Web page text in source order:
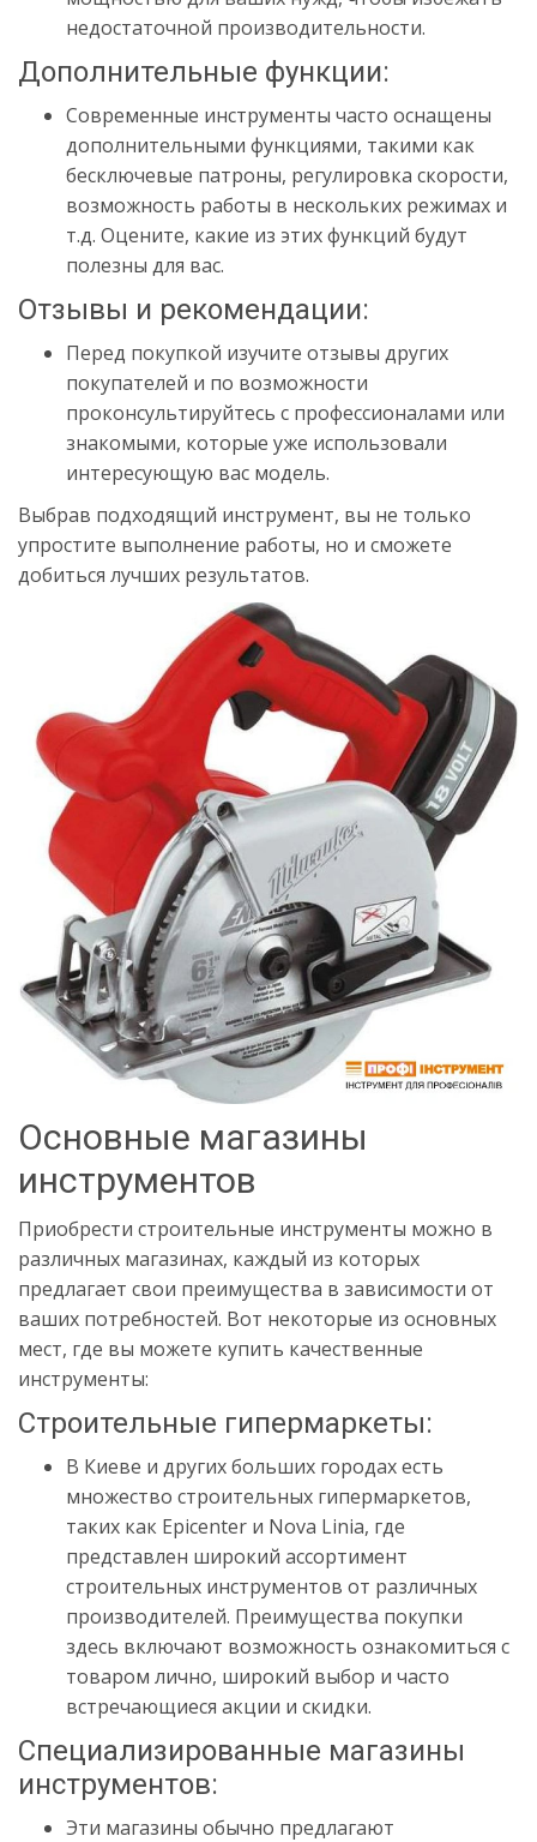
недостаточной производительности.
Дополнительные функции:
Современные инструменты часто оснащены
дополнительными функциями, такими как
бесключевые патроны, регулировка скорости,
возможность работы в нескольких режимах и
т.д. Оцените, какие из этих функций будут
полезны для вас.
Отзывы и рекомендации:
Перед покупкой изучите отзывы других
покупателей и по возможности
проконсультируйтесь с профессионалами или
знакомыми, которые уже использовали
интересующую вас модель.
Выбрав подходящий инструмент, вы не только
упростите выполнение работы, но и сможете
добиться лучших результатов.
Основные магазины
инструментов
Приобрести строительные инструменты можно в
различных магазинах, каждый из которых
предлагает свои преимущества в зависимости от
ваших потребностей. Вот некоторые из основных
мест, где вы можете купить качественные
инструменты:
Строительные гипермаркеты:
В Киеве и других больших городах есть
множество строительных гипермаркетов,
таких как Epicenter и Nova Linia, где
представлен широкий ассортимент
строительных инструментов от различных
производителей. Преимущества покупки
здесь включают возможность ознакомиться с
товаром лично, широкий выбор и часто
встречающиеся акции и скидки.
Специализированные магазины
инструментов:
Эти магазины обычно предлагают